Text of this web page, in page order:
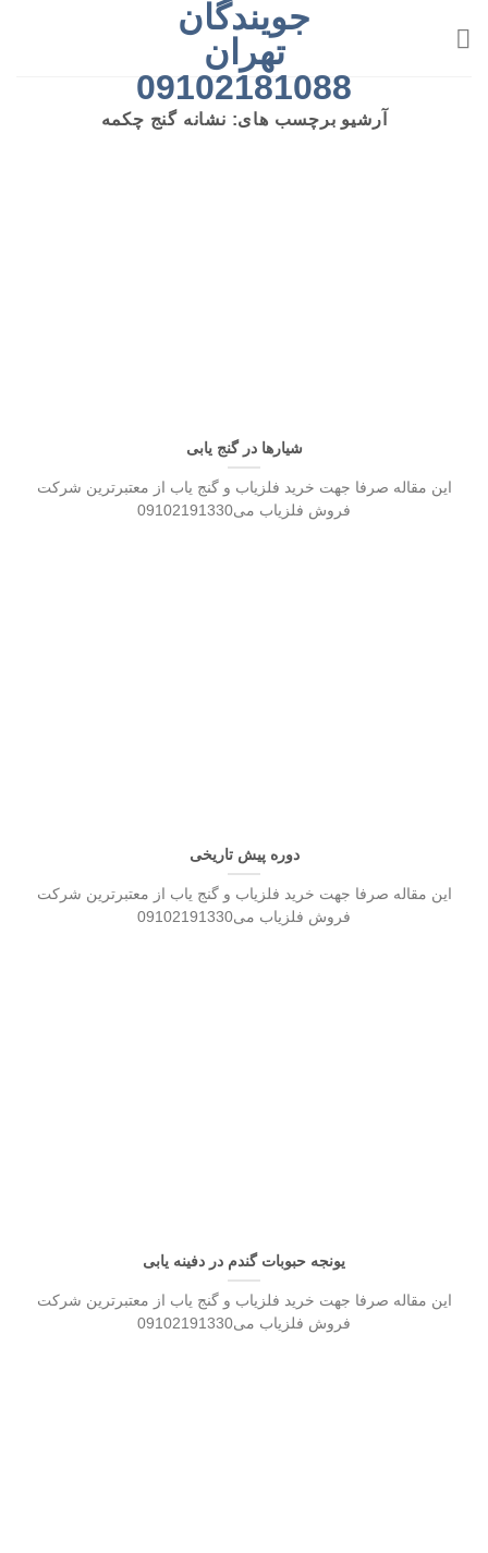
جویندگان
تهران
09102181088
آرشیو برچسب های: نشانه گنج چکمه
شیارها در گنج یابی
این مقاله صرفا جهت خرید فلزیاب و گنج یاب از معتبرترین شرکت
فروش فلزیاب می09102191330
دوره پیش تاریخی
این مقاله صرفا جهت خرید فلزیاب و گنج یاب از معتبرترین شرکت
فروش فلزیاب می09102191330
یونجه حبوبات گندم در دفینه یابی
این مقاله صرفا جهت خرید فلزیاب و گنج یاب از معتبرترین شرکت
فروش فلزیاب می09102191330